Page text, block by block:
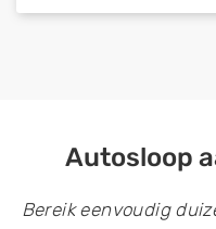
Autosloop
Bereik eenvoudig